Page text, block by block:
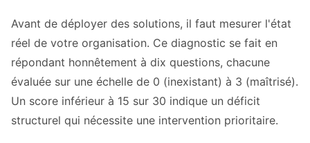
Avant de déployer des solutions, il faut mesurer l'état
réel de votre organisation. Ce diagnostic se fait en
répondant honnêtement à dix questions, chacune
évaluée sur une échelle de 0 (inexistant) à 3 (maîtrisé).
Un score inférieur à 15 sur 30 indique un déficit
structurel qui nécessite une intervention prioritaire.